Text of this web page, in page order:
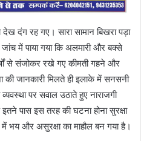
दंग रह गए। सारा सामान बिखरा पड़ा
में पाया गया कि अलमारी और बक्से
से संजोकर रखे गए कीमती गहने और
जानकारी मिलते ही इलाके में सनसनी
पर सवाल उठाते हुए नाराजगी
पास इस तरह की घटना होना सुरक्षा
भय और असुरक्षा का माहौल बन गया है।